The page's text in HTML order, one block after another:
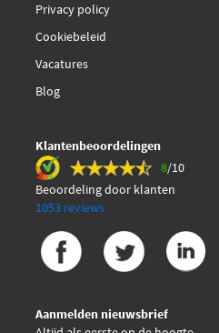
Privacy policy
Cookiebeleid
Vacatures
Blog
Klantenbeoordelingen
8/10
Beoordeling door klanten
1053 reviews
Aanmelden nieuwsbrief